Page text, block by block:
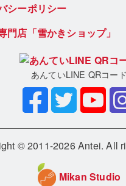
シーポリシー
門店「雪かきショップ」
あんていLINE QRコード
© 2011-2026 Antei. All
Mikan Studio